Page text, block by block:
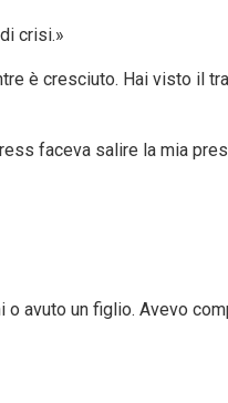
crisi.»
è cresciuto. Hai visto il
faceva salire la mia
avuto un figlio. Avevo